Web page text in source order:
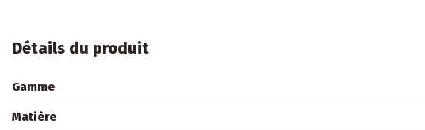
Détails du produit
Gamme
Matière